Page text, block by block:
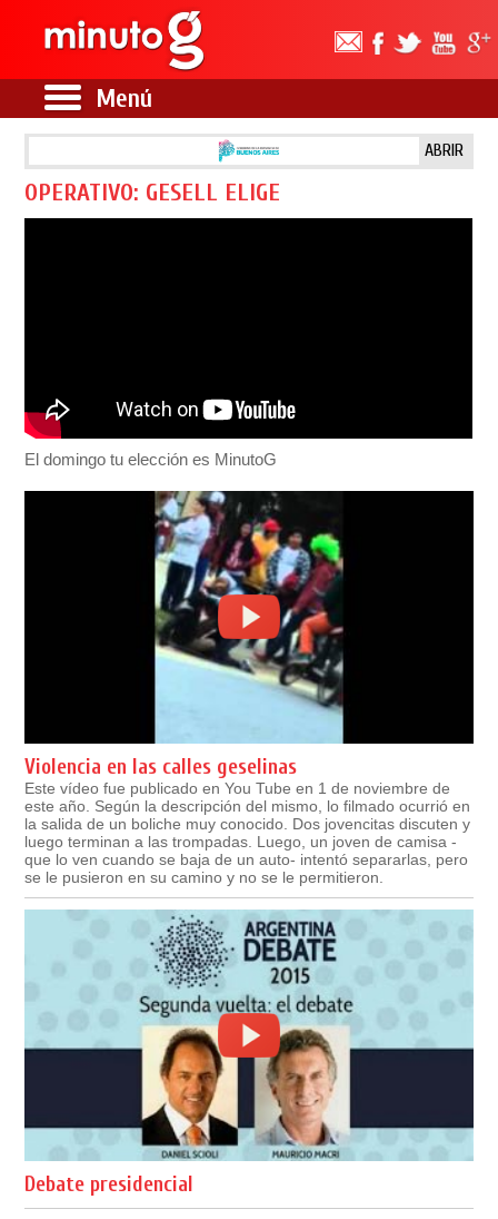
Menú
ABRIR
OPERATIVO: GESELL ELIGE
El domingo tu elección es MinutoG
Violencia en las calles geselinas
Este vídeo fue publicado en You Tube en 1 de noviembre de
este año. Según la descripción del mismo, lo filmado ocurrió en
la salida de un boliche muy conocido. Dos jovencitas discuten y
luego terminan a las trompadas. Luego, un joven de camisa -
que lo ven cuando se baja de un auto- intentó separarlas, pero
se le pusieron en su camino y no se le permitieron.
Debate presidencial